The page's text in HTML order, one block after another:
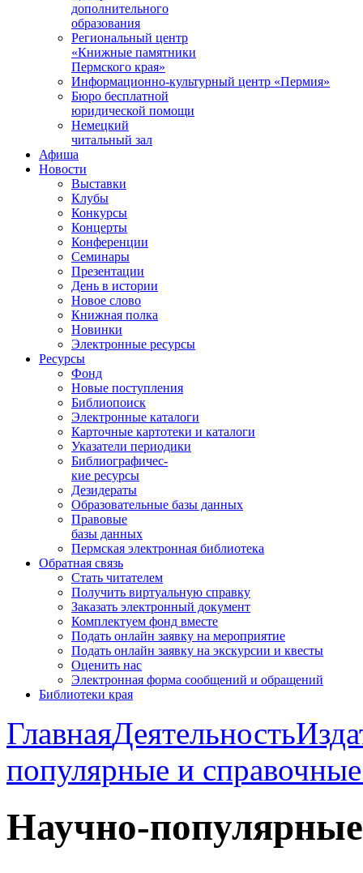
дополнительного
образования
Региональный центр
«Книжные памятники
Пермского края»
Информационно-культурный центр «Пермия»
Бюро бесплатной
юридической помощи
Немецкий
читальный зал
Афиша
Новости
Выставки
Клубы
Конкурсы
Концерты
Конференции
Семинары
Презентации
День в истории
Новое слово
Книжная полка
Новинки
Электронные ресурсы
Ресурсы
Фонд
Новые поступления
Библиопоиск
Электронные каталоги
Карточные картотеки и каталоги
Указатели периодики
Библиографичес-
кие ресурсы
Дезидераты
Образовательные базы данных
Правовые
базы данных
Пермская электронная библиотека
Обратная связь
Стать читателем
Получить виртуальную справку
Заказать электронный документ
Комплектуем фонд вместе
Подать онлайн заявку на мероприятие
Подать онлайн заявку на экскурсии и квесты
Оценить нас
Электронная форма сообщений и обращений
Библиотеки края
ГлавнаяДеятельность
популярные и
Научно-